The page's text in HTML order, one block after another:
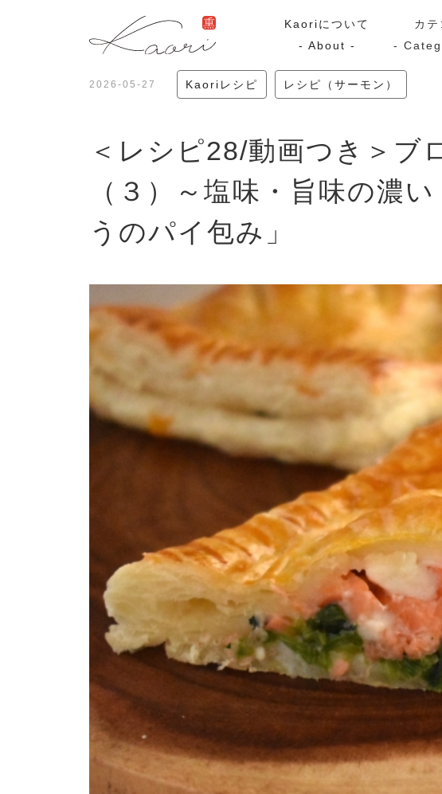
Kaoriについて
- About -
カテ
-
Kaoriのギフト
Ocean Rich
スモークサーモン
2026-05-27 Kaoriレシピ レシピ（サーモン）
＜レシピ28/動画つき＞ブ
（３）～塩味・旨味の濃
うのパイ包み」